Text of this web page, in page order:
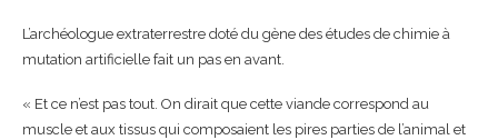
L’archéologue extraterrestre doté du gène des études de chimie à
mutation artificielle fait un pas en avant.
« Et ce n’est pas tout. On dirait que cette viande correspond au
muscle et aux tissus qui composaient les pires parties de l’animal et